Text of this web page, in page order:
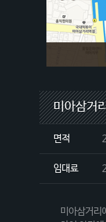
보증금 :
미아삼거
면적
임대료
미아삼거리